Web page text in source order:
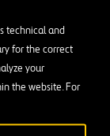
technical and
for the correct
your
the website. For
de
y
lado, la
las hojas sufran
(clavados en